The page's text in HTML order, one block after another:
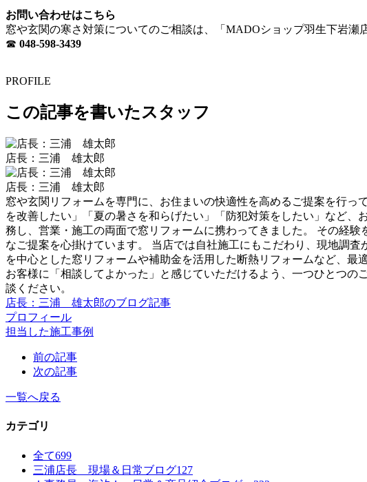
お問い合わせはこちら
窓や玄関の寒さ対策についてのご相談は、「MADOショップ羽生下岩
☎ 048-598-3439
PROFILE
この記事を書いたスタッフ
店長：三浦 雄太郎
店長：三浦 雄太郎
窓や玄関リフォームを専門に、お住まいの快適性を高めるご提案を行
を改善したい」「夏の暑さを和らげたい」「防犯対策をしたい」など
務し、営業・施工の両面で窓リフォームに携わってきました。 その経
なご提案を心掛けています。 当店では自社施工にもこだわり、現地調
を中心とした窓リフォームや補助金を活用した断熱リフォームなど、最
お客様に「相談してよかった」と感じていただけるよう、一つひとつ
談ください。
店長：三浦 雄太郎のブログ記事
プロフィール
担当した施工事例
前の記事
次の記事
一覧へ戻る
カテゴリ
全て699
三浦店長 現場＆日常ブログ127